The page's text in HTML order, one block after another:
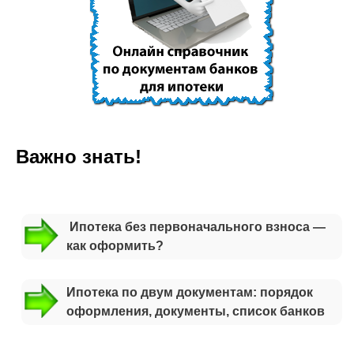
Важно знать!
Ипотека без первоначального взноса —
как оформить?
Ипотека по двум документам: порядок
оформления, документы, список банков